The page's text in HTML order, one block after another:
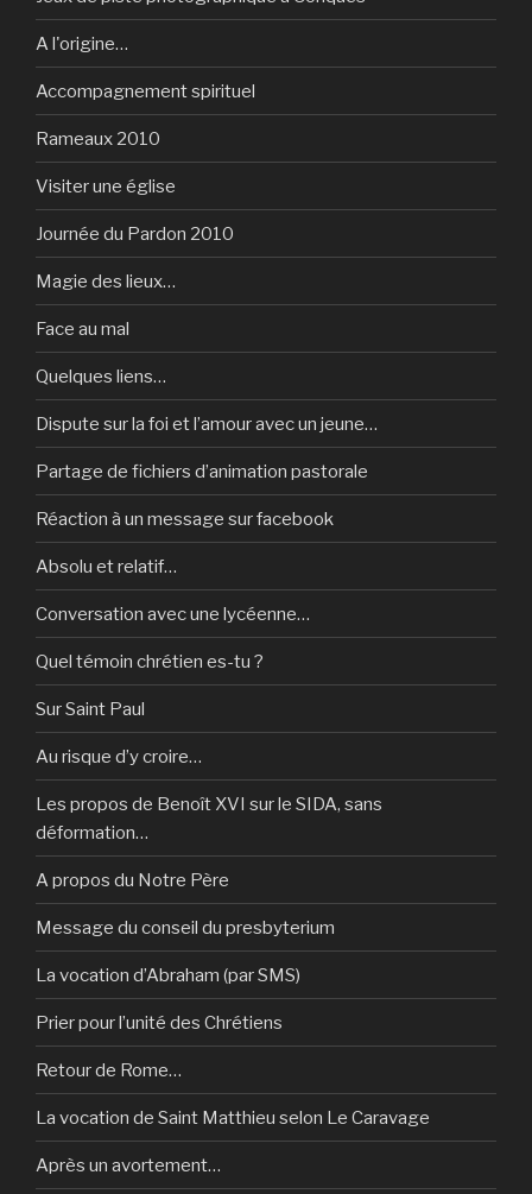
A l'origine…
Accompagnement spirituel
Rameaux 2010
Visiter une église
Journée du Pardon 2010
Magie des lieux…
Face au mal
Quelques liens…
Dispute sur la foi et l’amour avec un jeune…
Partage de fichiers d’animation pastorale
Réaction à un message sur facebook
Absolu et relatif…
Conversation avec une lycéenne…
Quel témoin chrétien es-tu ?
Sur Saint Paul
Au risque d’y croire…
Les propos de Benoît XVI sur le SIDA, sans
déformation…
A propos du Notre Père
Message du conseil du presbyterium
La vocation d’Abraham (par SMS)
Prier pour l’unité des Chrétiens
Retour de Rome…
La vocation de Saint Matthieu selon Le Caravage
Après un avortement…